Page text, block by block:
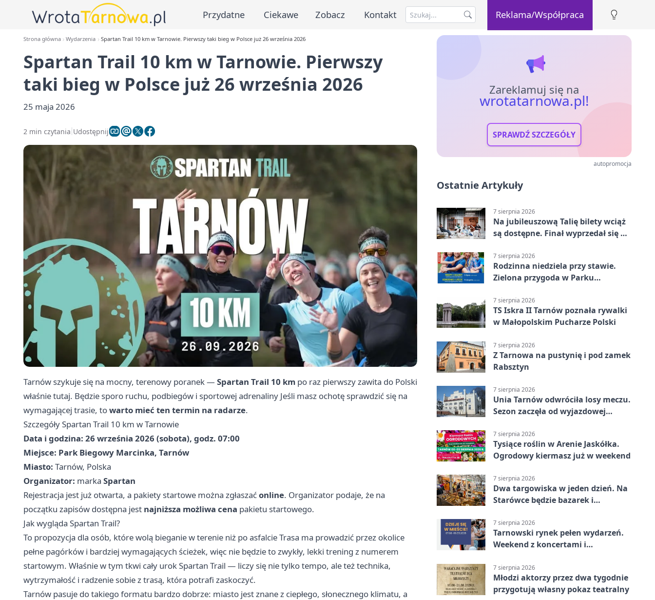
Przydatne Ciekawe Zobacz Kontakt Reklama/Współpraca
Strona główna Wydarzenia Spartan Trail 10 km w Tarnowie. Pierwszy taki bieg w Polsce już 26 września 2026
Spartan Trail 10 km w Tarnowie. Pierwszy
taki bieg w Polsce już 26 września 2026
25 maja 2026
2 min czytania Udostępnij
Tarnów szykuje się na mocny, terenowy poranek — Spartan Trail 10 km po raz pierwszy zawita do Polski
właśnie tutaj. Będzie sporo ruchu, podbiegów i sportowej adrenaliny Jeśli masz ochotę sprawdzić się na
wymagającej trasie, towarto mieć ten termin na radarze.
Szczegóły Spartan Trail 10 km w Tarnowie
Data i godzina: 26 września 2026 (sobota), godz. 07:00
Miejsce: Park Biegowy Marcinka, Tarnów
Miasto: Tarnów, Polska
Organizator: marka Spartan
Rejestracja jest już otwarta, a pakiety startowe można zgłaszaćonline. Organizator podaje, że na
początku zapisów dostępna jest najniższa możliwa cena pakietu startowego.
Jak wygląda Spartan Trail?
To propozycja dla osób, które wolą bieganie w terenie niż po asfalcie Trasa ma prowadzić przez okolice
pełne pagórków i bardziej wymagających ścieżek, więc nie będzie to zwykły, lekki trening z numerem
startowym. Właśnie w tym tkwi cały urok Spartan Trail — liczy się nie tylko tempo, ale też technika,
wytrzymałość i radzenie sobie z trasą, która potrafi zaskoczyć.
Tarnów pasuje do takiego formatu bardzo dobrze: miasto jest znane z ciepłego, słonecznego klimatu, a
Zareklamuj się na
wrotatarnowa.pl!
SPRAWDŹ SZCZEGÓŁY
autopromocja
Ostatnie Artykuły
7 sierpnia 2026
Na jubileuszową Talię bilety wciąż
są dostępne. Finał wyprzedał się w
7 sierpnia 2026
Rodzinna niedziela przy stawie.
Zielona przygoda w Parku
7 sierpnia 2026
TS Iskra II Tarnów poznała rywalki
w Małopolskim Pucharze Polski
7 sierpnia 2026
Z Tarnowa na pustynię i pod zamek
Rabsztyn
7 sierpnia 2026
Unia Tarnów odwróciła losy meczu.
Sezon zaczęła od wyjazdowej
7 sierpnia 2026
Tysiące roślin w Arenie Jaskółka.
Ogrodowy kiermasz już w weekend
7 sierpnia 2026
Dwa targowiska w jeden dzień. Na
Starówce będzie bazarek i
7 sierpnia 2026
Tarnowski rynek pełen wydarzeń.
Weekend z koncertami i
7 sierpnia 2026
Młodzi aktorzy przez dwa tygodnie
przygotują własny pokaz teatralny